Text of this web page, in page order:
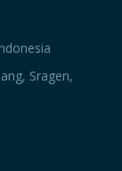
Sragen,